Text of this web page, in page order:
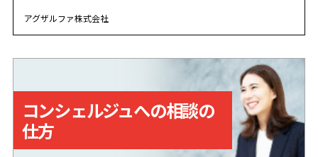
アグザルファ株式会社
コンシェルジュへの相談の
仕方